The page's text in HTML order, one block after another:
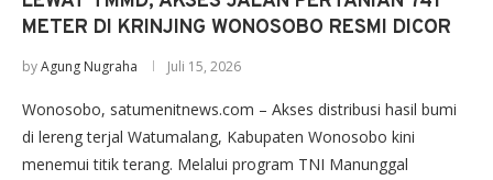
METER DI KRINJING WONOSOBO RESMI DICOR
byAgung Nugraha Juli 15, 2026
Wonosobo, satumenitnews.com – Akses distribusi hasil bumi
di lereng terjal Watumalang, Kabupaten Wonosobo kini
menemui titik terang. Melalui program TNI Manunggal